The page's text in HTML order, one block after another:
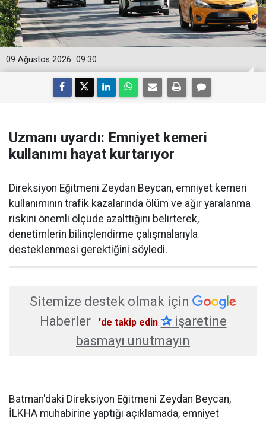
09:30
09 Ağustos 2026
Uzmanı uyardı: Emniyet kemeri
kullanımı hayat kurtarıyor
Direksiyon Eğitmeni Zeydan Beycan, emniyet kemeri
kullanımının trafik kazalarında ölüm ve ağır yaralanma
riskini önemli ölçüde azalttığını belirterek,
denetimlerin bilinçlendirme çalışmalarıyla
desteklenmesi gerektiğini söyledi.
Sitemize destek olmak için
Haberler
'de takip edin ✰işaretine
basmayı unutmayın
Batman'daki Direksiyon Eğitmeni Zeydan Beycan,
İLKHA muhabirine yaptığı açıklamada, emniyet